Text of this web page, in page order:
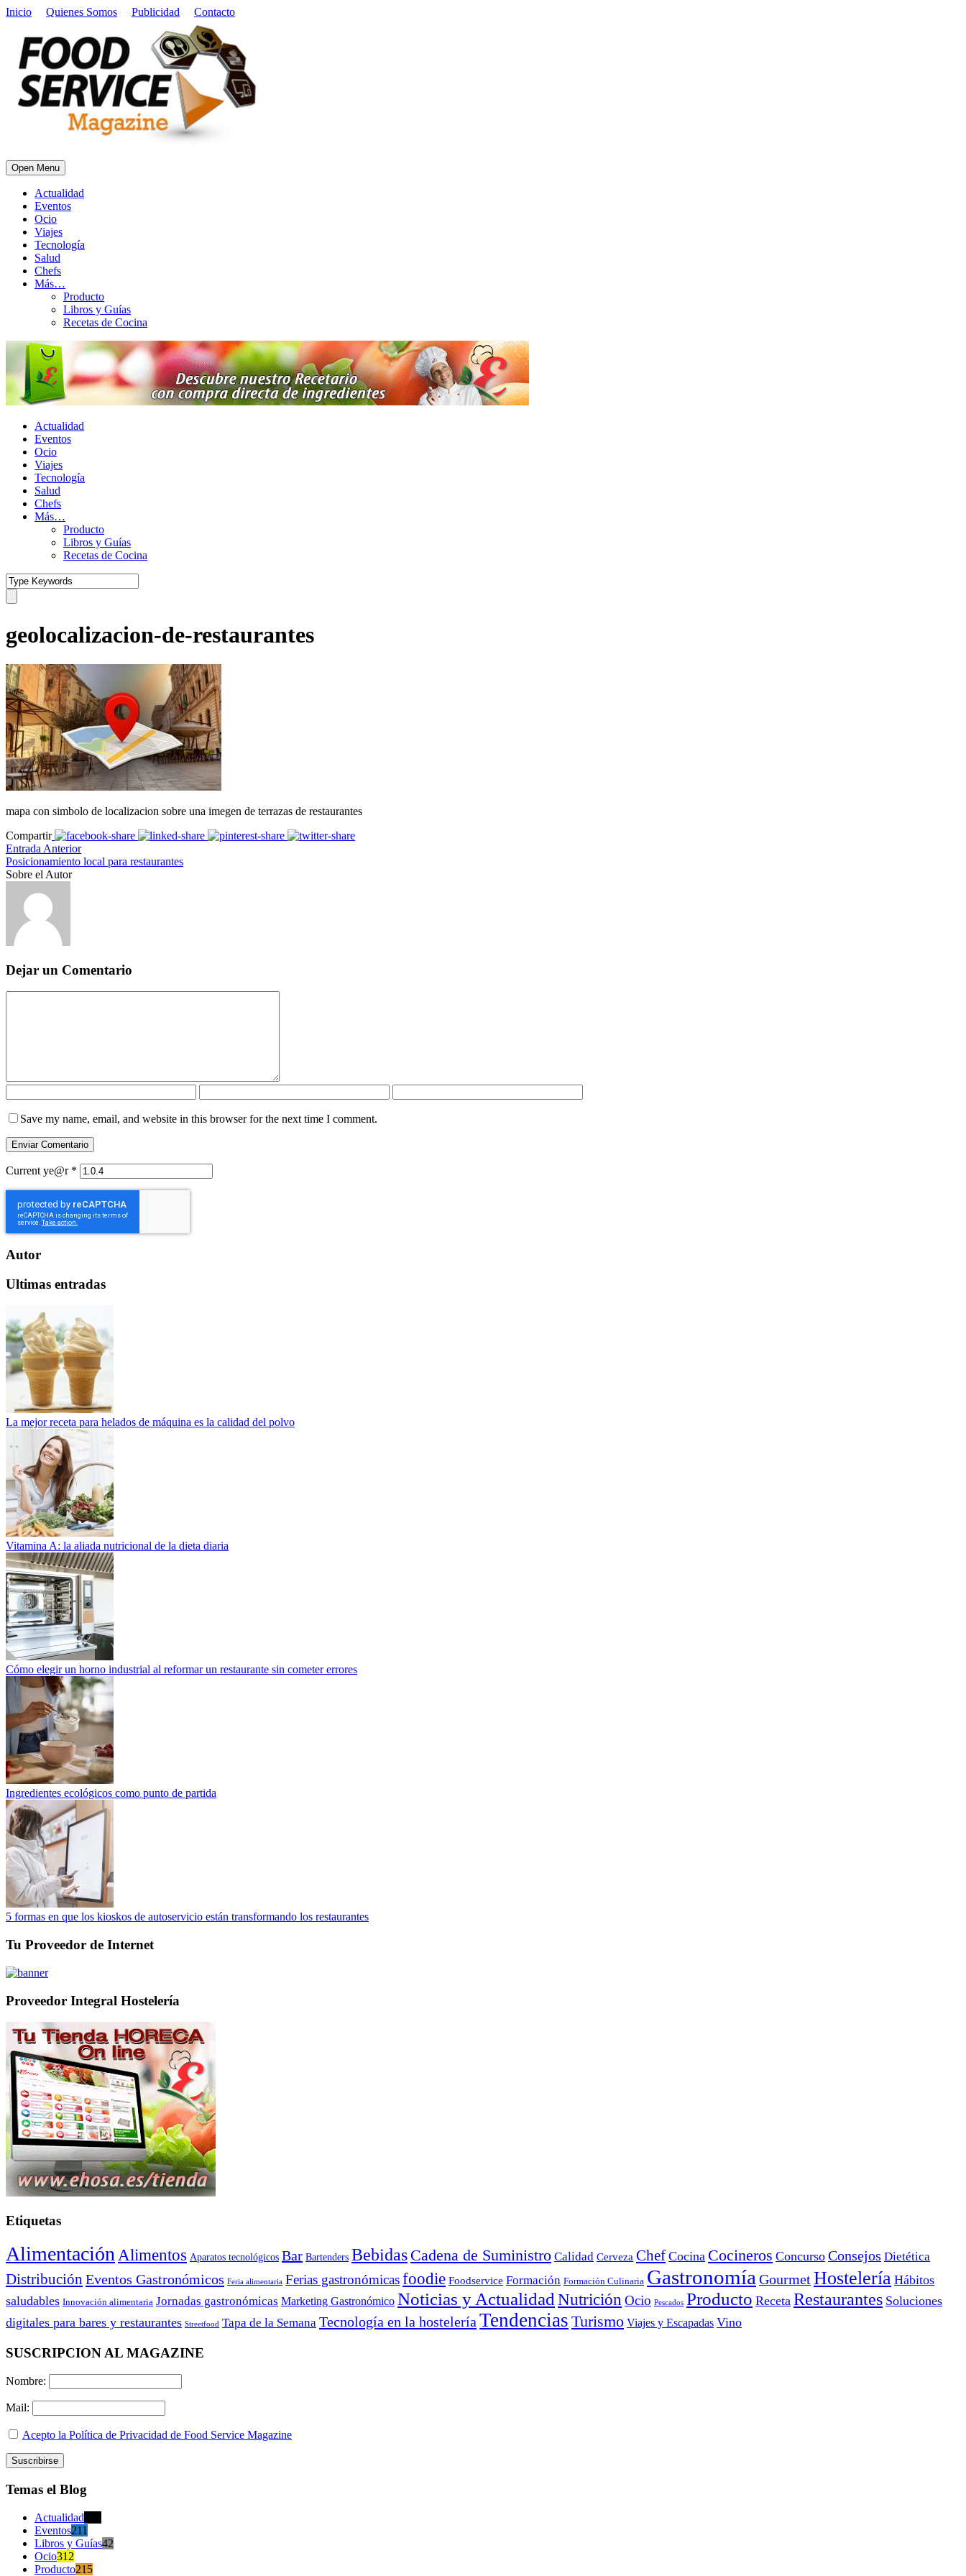
Inicio Quienes Somos Publicidad Contacto
Open Menu
Actualidad
Eventos
Ocio
Viajes
Tecnología
Salud
Chefs
Más…
Producto
Libros y Guías
Recetas de Cocina
Actualidad
Eventos
Ocio
Viajes
Tecnología
Salud
Chefs
Más…
Producto
Libros y Guías
Recetas de Cocina
geolocalizacion-de-restaurantes
mapa con simbolo de localizacion sobre una imegen de terrazas de restaurantes
Compartir
Entrada Anterior
Posicionamiento local para restaurantes
Sobre el Autor
Dejar un Comentario
Save my name, email, and website in this browser for the next time I comment.
Current ye@r *
Autor
Ultimas entradas
La mejor receta para helados de máquina es la calidad del polvo
Vitamina A: la aliada nutricional de la dieta diaria
Cómo elegir un horno industrial al reformar un restaurante sin cometer errores
Ingredientes ecológicos como punto de partida
5 formas en que los kioskos de autoservicio están transformando los restaurantes
Tu Proveedor de Internet
Proveedor Integral Hostelería
Etiquetas
Alimentación Alimentos Aparatos tecnológicos Bar Bartenders Bebidas Cadena de Suministro Calidad Cerveza Chef Cocina Cocineros Concurso Consejos Dietética
Distribución Eventos Gastronómicos Feria alimentaria Ferias gastronómicasfoodie Foodservice Formación Formación Culinaria Gastronomía GourmetHostelería Hábitos
saludables Innovación alimentaria Jornadas gastronómicas Marketing Gastronómico Noticias y Actualidad Nutrición Ocio Pescados Producto Receta Restaurantes Soluciones
digitales para bares y restaurantes Streetfood Tapa de la Semana Tecnología en la hostelería Tendencias Turismo Viajes y Escapadas Vino
SUSCRIPCION AL MAGAZINE
Nombre:
Mail:
Acepto la Política de Privacidad de Food Service Magazine
Temas el Blog
Actualidad
Eventos211
Libros y Guías42
Ocio312
Producto215